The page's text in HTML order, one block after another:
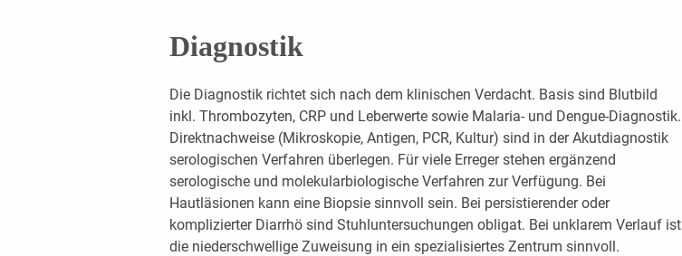
Diagnostik
Die Diagnostik richtet sich nach dem klinischen Verdacht. Basis sind Blutbild
inkl. Thrombozyten, CRP und Leberwerte sowie Malaria- und Dengue-Diagnostik.
Direktnachweise (Mikroskopie, Antigen, PCR, Kultur) sind in der Akutdiagnostik
serologischen Verfahren überlegen. Für viele Erreger stehen ergänzend
serologische und molekularbiologische Verfahren zur Verfügung. Bei
Hautläsionen kann eine Biopsie sinnvoll sein. Bei persistierender oder
komplizierter Diarrhö sind Stuhluntersuchungen obligat. Bei unklarem Verlauf ist
die niederschwellige Zuweisung in ein spezialisiertes Zentrum sinnvoll.